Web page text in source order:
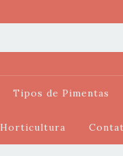
Tipos de Pimentas
Horticultura